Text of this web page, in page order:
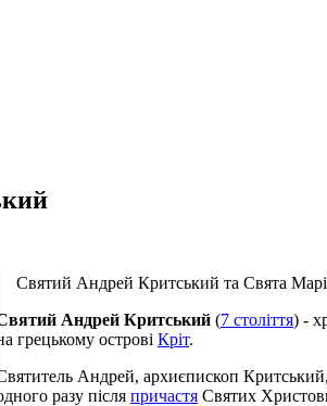
Святий Андрей Критський та Свята
Андрей Критський (7 століття) -
грецькому острові Кріт.
Андрей, архиєпископ
разу після причастя Святих